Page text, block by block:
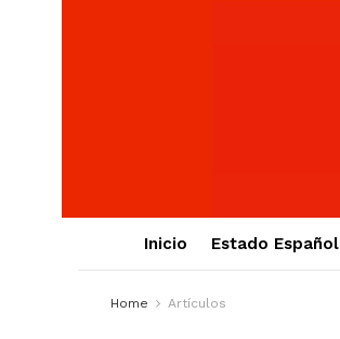
Inicio Estado Español
Home Artículos